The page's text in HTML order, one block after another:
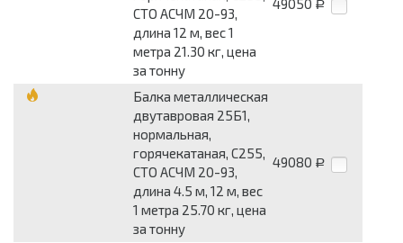
СТО АСЧМ 20-93,
длина 12 м, вес 1
метра 21.30 кг, цена
за тонну
49050 Р
Балка металлическая
двутавровая 25Б1,
нормальная,
горячекатаная, С255,
СТО АСЧМ 20-93,
длина 4.5 м, 12 м, вес
1 метра 25.70 кг, цена
за тонну
49080 Р